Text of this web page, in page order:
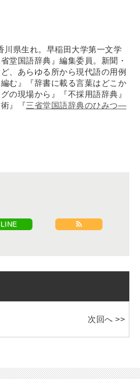
川県生れ。早稲田大学第一文学
堂国語辞典』編集委員。新聞・
、あらゆる所から現代語の用例
む』『辞書に載る言葉はどこか
の現場から』『不採用語辞典』
』『三省堂国語辞典のひみつ―
LINE
次回へ >>